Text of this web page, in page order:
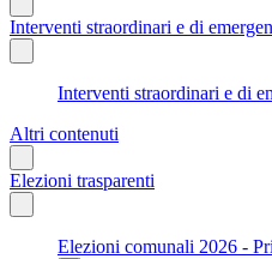
Interventi straordinari e di
Interventi straordinari e di
Altri contenuti
Elezioni trasparenti
Elezioni comunali 2026 -